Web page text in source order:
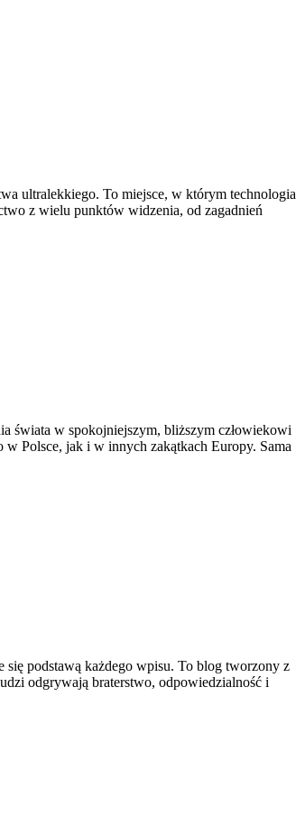
ultralekkiego. To miejsce, w którym technologia
z wielu punktów widzenia, od zagadnień
świata w spokojniejszym, bliższym człowiekowi
Polsce, jak i w innych zakątkach Europy. Sama
się podstawą każdego wpisu. To blog tworzony z
odgrywają braterstwo, odpowiedzialność i